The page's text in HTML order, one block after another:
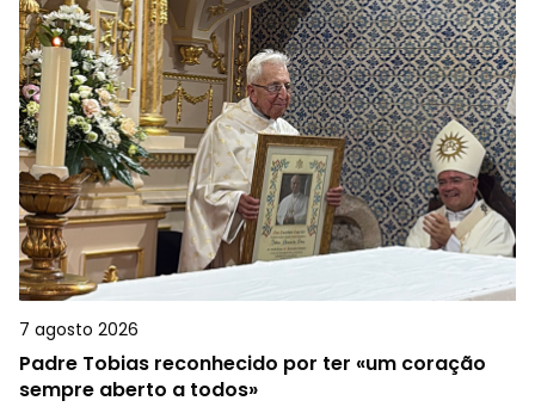
7 agosto 2026
Padre Tobias reconhecido por ter «um coração
sempre aberto a todos»